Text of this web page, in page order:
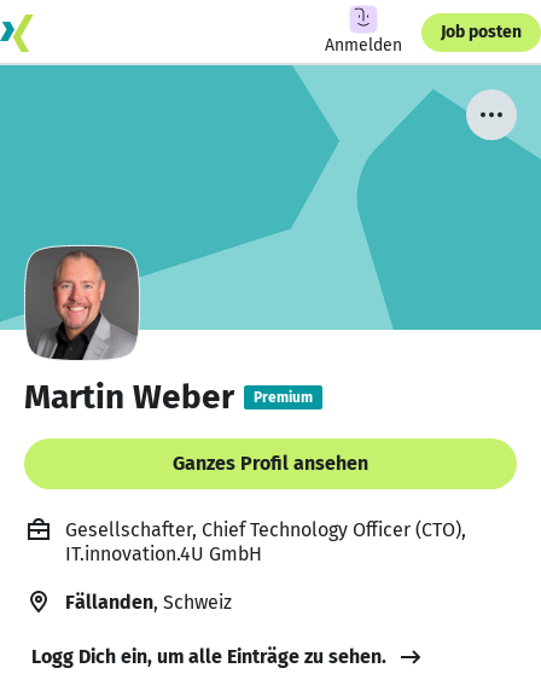
Anmelden
Job posten
Martin Weber Premium
Ganzes Profil ansehen
Gesellschafter, Chief Technology Officer (CTO),
IT.innovation.4U GmbH
Fällanden, Schweiz
Logg Dich ein, um alle Einträge zu sehen.